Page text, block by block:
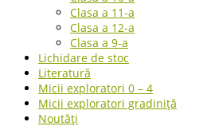
Clasa a 11-a
Clasa a 12-a
Clasa a 9-a
Lichidare de stoc
Literatură
Micii exploratori 0 – 4
Micii exploratori gradiniță
Noutăți